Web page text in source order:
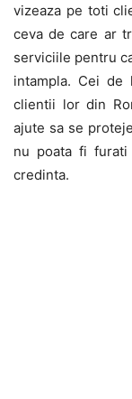
vizeaza pe toti
ceva de care ar
serviciile pentru
intampla. Cei de
clientii lor din
ajute sa se
nu poata fi
credinta.